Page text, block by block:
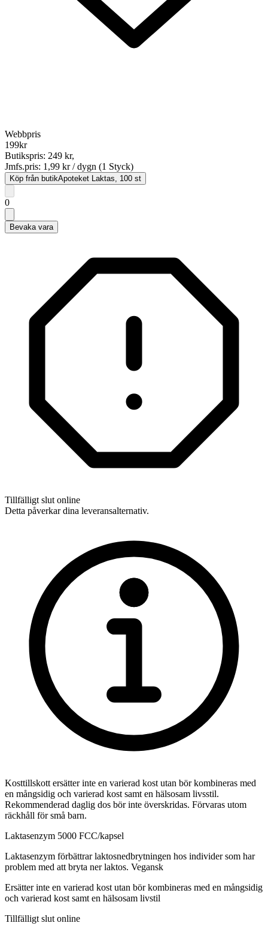
Webbpris
199kr
Butikspris: 249 kr,
Jmfs.pris: 1,99 kr / dygn (1 Styck)
Köp från butikApoteket Laktas, 100 st
0
Bevaka vara
Tillfälligt slut online
Detta påverkar dina leveransalternativ.
Kosttillskott ersätter inte en varierad kost utan bör kombineras med
en mångsidig och varierad kost samt en hälsosam livsstil.
Rekommenderad daglig dos bör inte överskridas. Förvaras utom
räckhåll för små barn.
Laktasenzym 5000 FCC/kapsel
Laktasenzym förbättrar laktosnedbrytningen hos individer som har
problem med att bryta ner laktos. Vegansk
Ersätter inte en varierad kost utan bör kombineras med en mångsidig
och varierad kost samt en hälsosam livstil
Tillfälligt slut online